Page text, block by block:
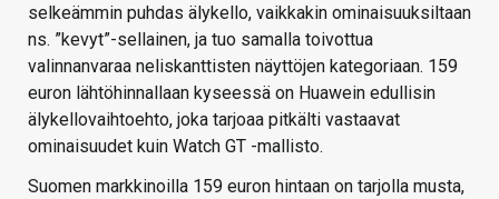
selkeämmin puhdas älykello, vaikkakin ominaisuuksiltaan
ns. ”kevyt”-sellainen, ja tuo samalla toivottua
valinnanvaraa neliskanttisten näyttöjen kategoriaan. 159
euron lähtöhinnallaan kyseessä on Huawein edullisin
älykellovaihtoehto, joka tarjoaa pitkälti vastaavat
ominaisuudet kuin Watch GT -mallisto.
Suomen markkinoilla 159 euron hintaan on tarjolla musta,